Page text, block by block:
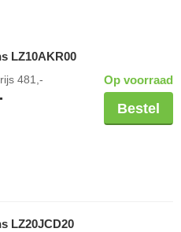
LZ10AKR00
481,- Op voorraad
Bestel
LZ20JCD20